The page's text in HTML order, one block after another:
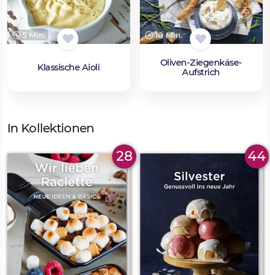
5 Min.
Klassische Aioli
10 Min.
Oliven-Ziegenkäse-
Aufstrich
In Kollektionen
28 44